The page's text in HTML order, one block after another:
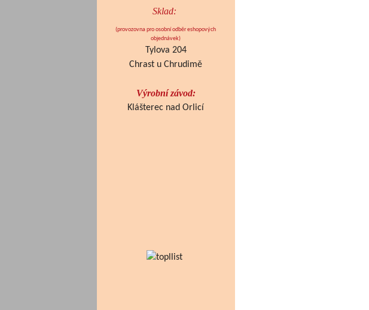
Sklad:
(provozovna pro osobní odběr eshopových
objednávek)
Tylova 204
Chrast u Chrudimě
Výrobní závod:
Klášterec nad Orlicí